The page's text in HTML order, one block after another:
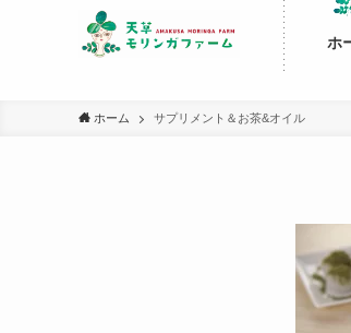
ホ
ホーム サプリメント＆お茶&オイル